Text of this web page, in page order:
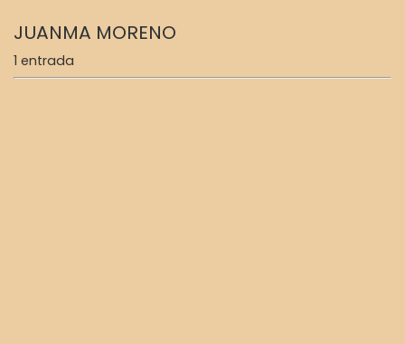
JUANMA MORENO
1 entrada